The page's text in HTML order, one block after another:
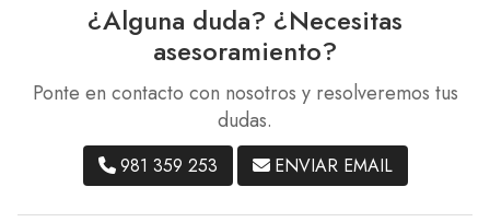
¿Alguna duda? ¿Necesitas
asesoramiento?
Ponte en contacto con nosotros y resolveremos tus
dudas.
981 359 253 ENVIAR EMAIL